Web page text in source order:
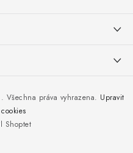
Shoptet
. Všechna práva vyhrazena. Upravit